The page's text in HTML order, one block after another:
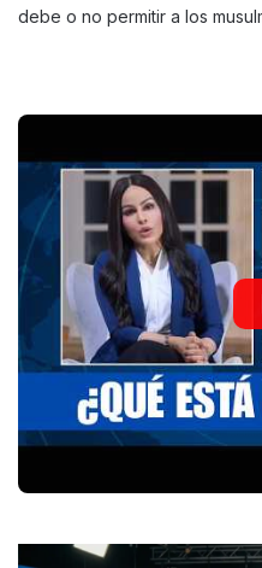
debe o no permitir a los